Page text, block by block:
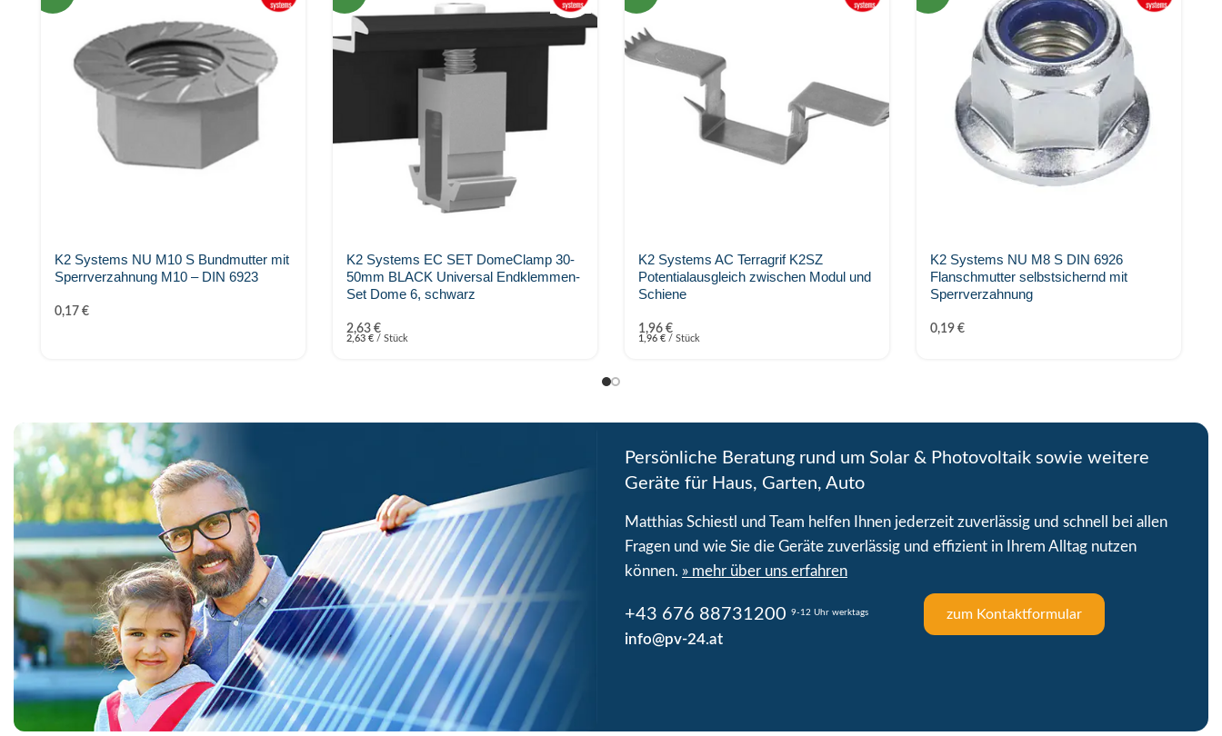
K2 Systems NU M10 S Bundmutter mit
Sperrverzahnung M10 – DIN 6923
0,17 €
K2 Systems EC SET DomeClamp 30-
50mm BLACK Universal Endklemmen-
Set Dome 6, schwarz
2,63 €
2,63 € / Stück
K2 Systems AC Terragrif K2SZ
Potentialausgleich zwischen Modul und
Schiene
1,96 €
1,96 € / Stück
K2 Systems NU M8 S DIN 6926
Flanschmutter selbstsichernd mit
Sperrverzahnung
0,19 €
Persönliche Beratung rund um Solar & Photovoltaik sowie weitere
Geräte für Haus, Garten, Auto
Matthias Schiestl und Team helfen Ihnen jederzeit zuverlässig und schnell bei allen
Fragen und wie Sie die Geräte zuverlässig und effizient in Ihrem Alltag nutzen
können. » mehr über uns erfahren
+43 676 88731200 9-12 Uhr werktags
info@pv-24.at
zum Kontaktformular